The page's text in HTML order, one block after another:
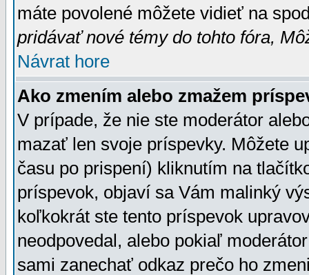
máte povolené môžete vidieť na
pridávať nové témy do tohto fóra,
Návrat hore
Ako zmením alebo zmažem
V prípade, že nie ste moderátor
mazať len svoje príspevky. Môžete
času po prispení) kliknutím na
príspevok, objaví sa Vám malinký
koľkokrát ste tento príspevok
neodpovedal, alebo pokiaľ
sami zanechať odkaz prečo ho